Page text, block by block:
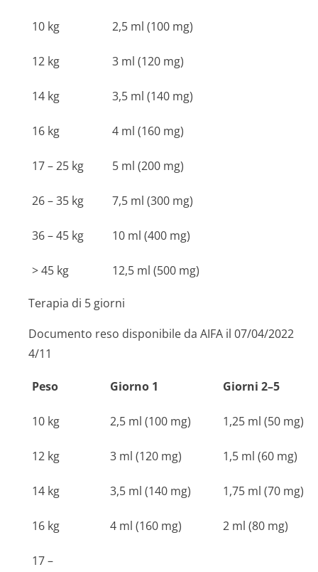
10 kg 2,5 ml (100 mg)
12 kg 3 ml (120 mg)
14 kg 3,5 ml (140 mg)
16 kg 4 ml (160 mg)
17 – 25 kg 5 ml (200 mg)
26 – 35 kg 7,5 ml (300 mg)
36 – 45 kg 10 ml (400 mg)
> 45 kg 12,5 ml (500 mg)
Terapia di 5 giorni
Documento reso disponibile da AIFA il 07/04/2022
4/11
Peso Giorno 1 Giorni 2–5
10 kg 2,5 ml (100 mg) 1,25 ml (50 mg)
12 kg 3 ml (120 mg) 1,5 ml (60 mg)
14 kg 3,5 ml (140 mg) 1,75 ml (70 mg)
16 kg 4 ml (160 mg) 2 ml (80 mg)
17 –